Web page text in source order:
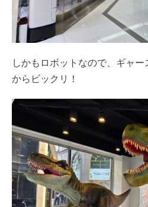
しかもロボットなので、ギャー
からビックリ！